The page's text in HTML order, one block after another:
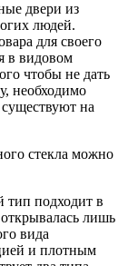
двери из
людей.
для своего
в видовом
чтобы не дать
необходимо
существуют на
стекла можно
тип подходит в
лишь
вида
и плотным